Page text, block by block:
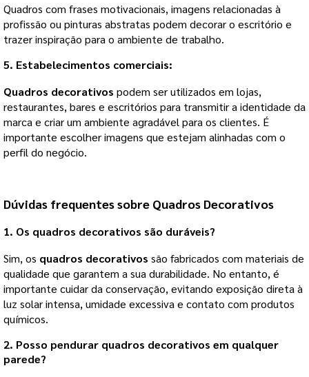
Quadros com frases motivacionais, imagens relacionadas à
profissão ou pinturas abstratas podem decorar o escritório e
trazer inspiração para o ambiente de trabalho.
5. Estabelecimentos comerciais:
Quadros decorativos podem ser utilizados em lojas,
restaurantes, bares e escritórios para transmitir a identidade da
marca e criar um ambiente agradável para os clientes. É
importante escolher imagens que estejam alinhadas com o
perfil do negócio.
Dúvidas frequentes sobre Quadros Decorativos
1. Os quadros decorativos são duráveis?
Sim, os quadros decorativos são fabricados com materiais de
qualidade que garantem a sua durabilidade. No entanto, é
importante cuidar da conservação, evitando exposição direta à
luz solar intensa, umidade excessiva e contato com produtos
químicos.
2. Posso pendurar quadros decorativos em qualquer
parede?